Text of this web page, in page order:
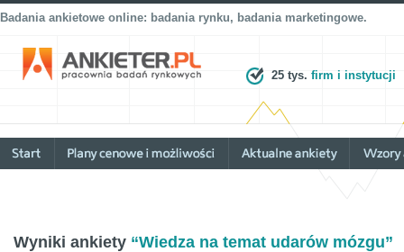
Badania ankietowe online: badania rynku, badania marketingowe.
25 tys. firm i instytucji
Wyniki ankiety “Wiedza na temat udarów mózgu”